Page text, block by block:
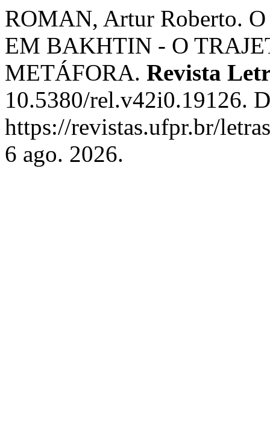
ROMAN, Artur Roberto.
EM BAKHTIN - O
METÁFORA. Revista
10.5380/rel.v42i0.19126.
https://revistas.ufpr.br/
6 ago. 2026.